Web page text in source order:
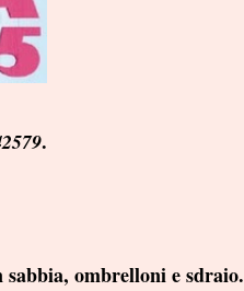
.
ombrelloni e sdraio.